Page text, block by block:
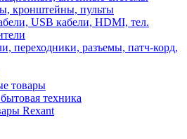
кронштейны, пульты
USB кабели, HDMI, тел.
переходники, разъемы, патч-корд,
товары
техника
Rexant